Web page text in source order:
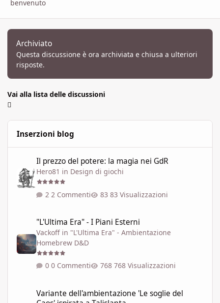
benvenuto
Archiviato
Questa discussione è ora archiviata e chiusa a ulteriori
risposte.
Vai alla lista delle discussioni
Inserzioni blog
Il prezzo del potere: la magia nei GdR
Hero81 in Design di giochi
2 Commenti 83 Visualizzazioni
"L'Ultima Era" - I Piani Esterni
Vackoff in "L'Ultima Era" - Ambientazione
Homebrew D&D
0 Commenti 768 Visualizzazioni
Variante dell'ambientazione 'Le soglie del